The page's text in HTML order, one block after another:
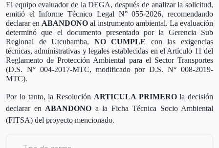
El equipo evaluador de la DEGA, después de analizar la solicitud,
emitió el Informe Técnico Legal N° 055-2026, recomendando
declarar en ABANDONO al instrumento ambiental. La evaluación
determinó que el documento presentado por la Gerencia Sub
Regional de Utcubamba, NO CUMPLE con las exigencias
técnicas, administrativas y legales establecidas en el Artículo 11 del
Reglamento de Protección Ambiental para el Sector Transportes
(D.S. N° 004-2017-MTC, modificado por D.S. N° 008-2019-
MTC).
Por lo tanto, la Resolución ARTICULA PRIMEROla decisión
declarar en ABANDONO a la Ficha Técnica Socio Ambiental
(FITSA) del proyecto mencionado.